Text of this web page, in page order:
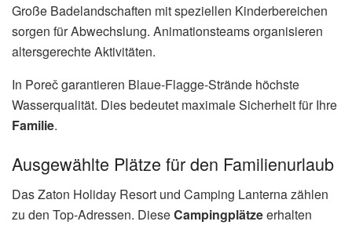
Große Badelandschaften mit speziellen Kinderbereichen
sorgen für Abwechslung. Animationsteams organisieren
altersgerechte Aktivitäten.
In Poreč garantieren Blaue-Flagge-Strände höchste
Wasserqualität. Dies bedeutet maximale Sicherheit für Ihre
Familie.
Ausgewählte Plätze für den Familienurlaub
Das Zaton Holiday Resort und Camping Lanterna zählen
zu den Top-Adressen. DieseCampingplätzeerhalten